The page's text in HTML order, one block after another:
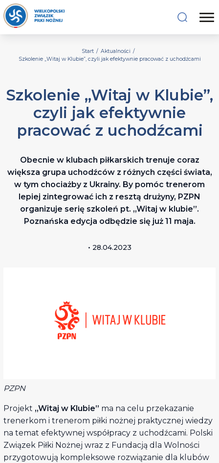
Start / Aktualności /
Szkolenie „Witaj w Klubie”, czyli jak efektywnie pracować z uchodźcami
Szkolenie „Witaj w Klubie”,
czyli jak efektywnie
pracować z uchodźcami
Obecnie w klubach piłkarskich trenuje coraz
większa grupa uchodźców z różnych części świata,
w tym chociażby z Ukrainy. By pomóc trenerom
lepiej zintegrować ich z resztą drużyny, PZPN
organizuje serię szkoleń pt. „Witaj w klubie”.
Poznańska edycja odbędzie się już 11 maja.
• 28.04.2023
PZPN
Projekt „Witaj w Klubie” ma na celu przekazanie
trenerkom i trenerom piłki nożnej praktycznej wiedzy
na temat efektywnej współpracy z uchodźcami. Polski
Związek Piłki Nożnej wraz z Fundacją dla Wolności
przygotowują kompleksowe rozwiązanie dla klubów